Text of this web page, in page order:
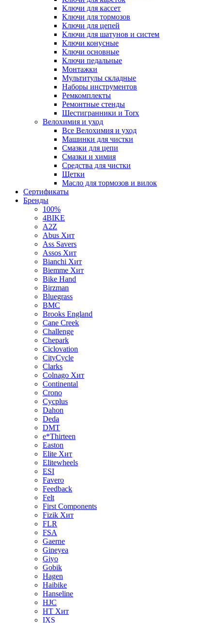
Ключи для кассет
Ключи для тормозов
Ключи для цепей
Ключи для шатунов и систем
Ключи конусные
Ключи основные
Ключи педальные
Монтажки
Мультитулы складные
Наборы инструментов
Ремкомплекты
Ремонтные стенды
Шестигранники и Torx
Велохимия и уход
Все Велохимия и уход
Машинки для чистки
Смазки для цепи
Смазки и химия
Средства для чистки
Щетки
Масло для тормозов и вилок
Сертификаты
Бренды
100%
4BIKE
A2Z
Abus Хит
Ass Savers
Assos Хит
Bianchi Хит
Biemme Хит
Bike Hand
Birzman
Bluegrass
BMC
Brooks England
Cane Creek
Challenge
Chepark
Ciclovation
CityCycle
Clarks
Colnago Хит
Continental
Crono
Cycplus
Dahon
Deda
DMT
e*Thirteen
Easton
Elite Хит
Elitewheels
ESI
Favero
Feedback
Felt
First Components
Fizik Хит
FLR
FSA
Gaerne
Gineyea
Giyo
Gobik
Hagen
Haibike
Hanseline
HJC
HT Хит
IXS